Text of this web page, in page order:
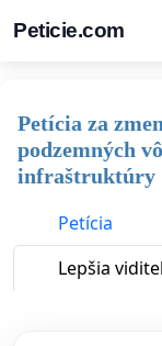
Peticie.com
Petícia za
podzemných
infraštruktúry
Petícia
Lepšia